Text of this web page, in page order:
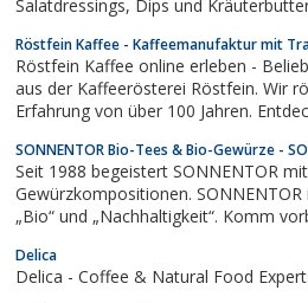
Salatdressings, Dips und
Röstfein Kaffee - Kaffeemanufaktur mit
Röstfein Kaffee online erleben -
aus der Kaffeerösterei Röstfein. Wir
Erfahrung von über 100 Jahren.
SONNENTOR Bio-Tees & Bio-Gewürze -
Seit 1988 begeistert SONNENTOR
Gewürzkompositionen.
„Bio“ und „Nachhaltigkeit“. Komm
Onlineshop!
Delica
Delica - Coffee & Natural Food